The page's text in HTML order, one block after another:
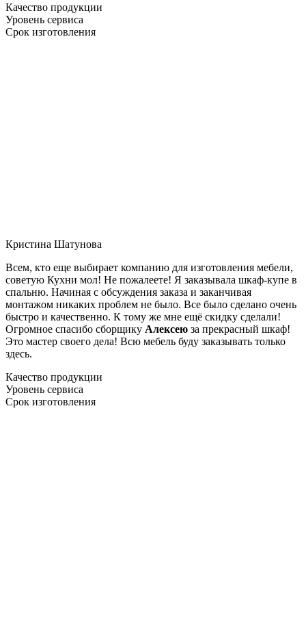
Качество продукции
Уровень сервиса
Срок изготовления
Кристина Шатунова
Всем, кто еще выбирает компанию для изготовления мебели,
советую Кухни мол! Не пожалеете! Я заказывала шкаф-купе в
спальню. Начиная с обсуждения заказа и заканчивая
монтажом никаких проблем не было. Все было сделано очень
быстро и качественно. К тому же мне ещё скидку сделали!
Огромное спасибо сборщику Алексею за прекрасный шкаф!
Это мастер своего дела! Всю мебель буду заказывать только
здесь.
Качество продукции
Уровень сервиса
Срок изготовления